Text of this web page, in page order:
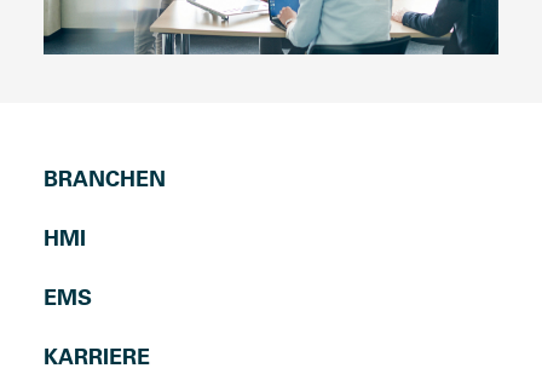
BRANCHEN
HMI
EMS
KARRIERE